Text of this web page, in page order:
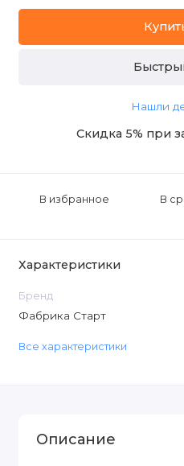
Нашли
Скидка 5% при
В избранное В
Характеристики
Бренд
Фабрика Старт
Все характеристики
Описание